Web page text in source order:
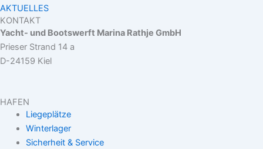
AKTUELLES
KONTAKT
Yacht- und Bootswerft Marina Rathje GmbH
Prieser Strand 14 a
D-24159 Kiel
HAFEN
Liegeplätze
Winterlager
Sicherheit & Service